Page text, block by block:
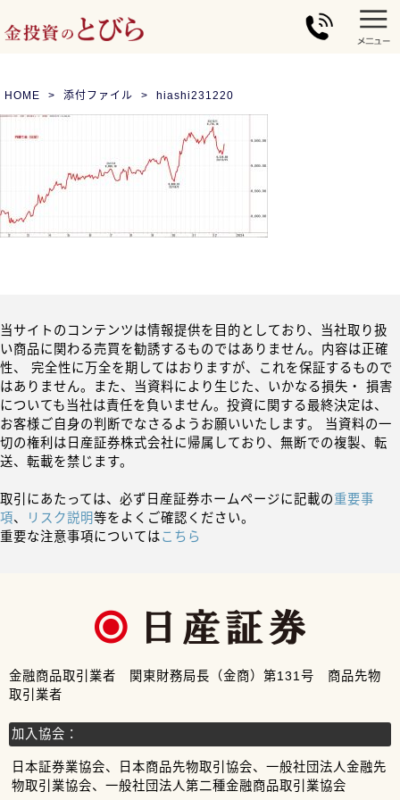
HOME 添付ファイル hiashi231220
当サイトのコンテンツは情報提供を目的としており、当社取り扱
い商品に関わる売買を勧誘するものではありません。内容は正確
性、 完全性に万全を期してはおりますが、これを保証するもので
はありません。また、当資料により生じた、いかなる損失・ 損害
についても当社は責任を負いません。投資に関する最終決定は、
お客様ご自身の判断でなさるようお願いいたします。 当資料の一
切の権利は日産証券株式会社に帰属しており、無断での複製、転
送、転載を禁じます。
取引にあたっては、必ず日産証券ホームページに記載の重要事
項、 リスク説明等をよくご確認ください。
重要な注意事項についてはこちら
金融商品取引業者 関東財務局長（金商）第131号 商品先物
取引業者
加入協会：
日本証券業協会、日本商品先物取引協会、一般社団法人金融先
物取引業協会、一般社団法人第二種金融商品取引業協会